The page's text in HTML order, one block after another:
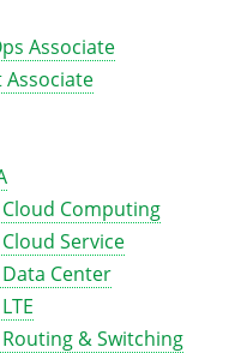
Associate
Associate
Computing
Service
Center
& Switching